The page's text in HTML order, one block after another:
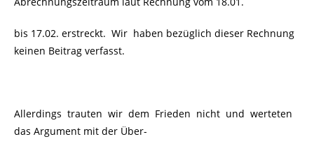
bis 17.02. erstreckt. Wir haben bezüglich dieser Rechnung
keinen Beitrag verfasst.
Allerdings trauten wir dem Frieden nicht und werteten
das Argument mit der Über-